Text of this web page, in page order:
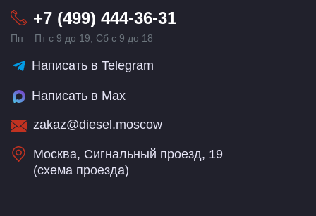
+7 (499) 444-36-31
Пн – Пт с 9 до 19, Сб с 9 до 18
Написать в Telegram
Написать в Max
zakaz@diesel.moscow
Москва, Сигнальный проезд, 19
(схема проезда)